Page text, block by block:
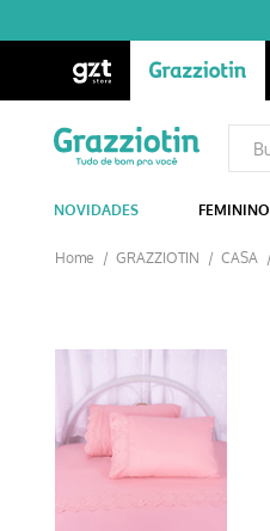
NOVIDADES FEMININO
GRAZZIOTIN CASA